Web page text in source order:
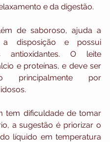
e da digestão.
de saboroso, ajuda a
a disposição e possui
antioxidantes. O leite
e proteínas, e deve ser
principalmente por
tem dificuldade de tomar
a sugestão é priorizar o
líquido em temperatura